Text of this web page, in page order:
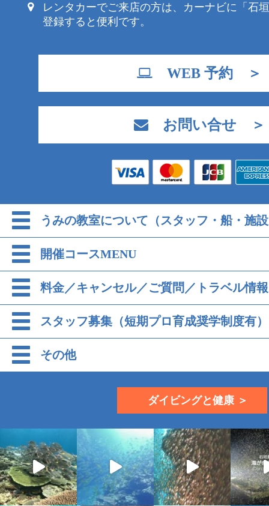
レンタカーでご来店の方は、カーナビに「石
登録すると便利です。
WEB 予約 ＞
お問い合せ ＞
うみの教室について（スタッフ・船・施
開催コースMENU
料金／キャンセル／ご質問／トラベル情報
スタッフ募集（短期プロ育成奨学制度有）
その他
ダイビングと健康 ＞